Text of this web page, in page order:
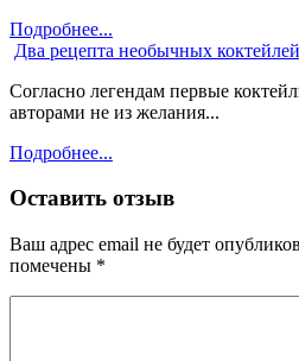
Подробнее...
Два рецепта необычных коктейлей
Согласно легендам первые
авторами не из желания...
Подробнее...
Оставить отзыв
Ваш адрес email не будет
помечены *